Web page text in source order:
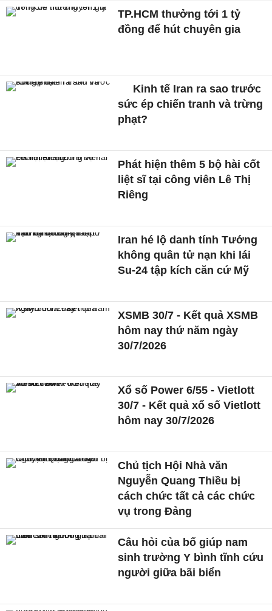
TP.HCM thưởng tới 1 tỷ
đồng để hút chuyên gia
Kinh tế Iran ra sao trước
sức ép chiến tranh và trừng
phạt?
Phát hiện thêm 5 bộ hài cốt
liệt sĩ tại công viên Lê Thị
Riêng
Iran hé lộ danh tính Tướng
không quân tử nạn khi lái
Su-24 tập kích căn cứ Mỹ
XSMB 30/7 - Kết quả XSMB
hôm nay thứ năm ngày
30/7/2026
Xổ số Power 6/55 - Vietlott
30/7 - Kết quả xổ số Vietlott
hôm nay 30/7/2026
Chủ tịch Hội Nhà văn
Nguyễn Quang Thiều bị
cách chức tất cả các chức
vụ trong Đảng
Câu hỏi của bố giúp nam
sinh trường Y bình tĩnh cứu
người giữa bãi biển